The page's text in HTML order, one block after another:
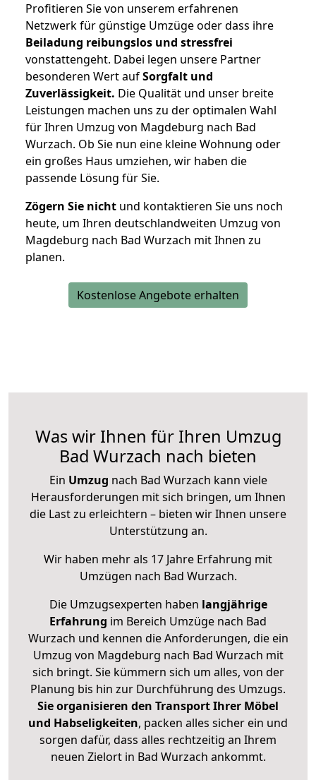
Profitieren Sie von unserem erfahrenen
Netzwerk für günstige Umzüge oder dass ihre
Beiladung reibungslos und stressfrei
vonstattengeht. Dabei legen unsere Partner
besonderen Wert aufSorgfalt und
Zuverlässigkeit. Die Qualität und unser breite
Leistungen machen uns zu der optimalen Wahl
für Ihren Umzug von Magdeburg nach Bad
Wurzach. Ob Sie nun eine kleine Wohnung oder
ein großes Haus umziehen, wir haben die
passende Lösung für Sie.
Zögern Sie nicht und kontaktieren Sie uns noch
heute, um Ihren deutschlandweiten Umzug von
Magdeburg nach Bad Wurzach mit Ihnen zu
planen.
Kostenlose Angebote erhalten
Was wir Ihnen für Ihren Umzug
Bad Wurzach nach bieten
Ein Umzug nach Bad Wurzach kann viele
Herausforderungen mit sich bringen, um Ihnen
die Last zu erleichtern – bieten wir Ihnen unsere
Unterstützung an.
Wir haben mehr als 17 Jahre Erfahrung mit
Umzügen nach Bad Wurzach.
Die Umzugsexperten haben langjährige
Erfahrung im Bereich Umzüge nach Bad
Wurzach und kennen die Anforderungen, die ein
Umzug von Magdeburg nach Bad Wurzach mit
sich bringt. Sie kümmern sich um alles, von der
Planung bis hin zur Durchführung des Umzugs.
Sie organisieren den Transport Ihrer Möbel
und Habseligkeiten, packen alles sicher ein und
sorgen dafür, dass alles rechtzeitig an Ihrem
neuen Zielort in Bad Wurzach ankommt.